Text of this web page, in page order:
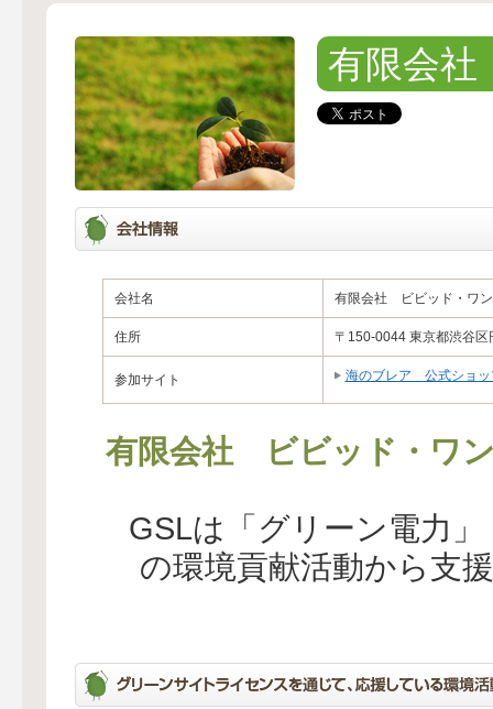
有限会
会社名 有限会社 ビビッド・ワン
住所 〒150-0044 東京都渋谷区
参加サイト 海のブレア 公式ショッ
有限会社 ビビッド・ワ
GSLは「グリーン電力
の環境貢献活動から支